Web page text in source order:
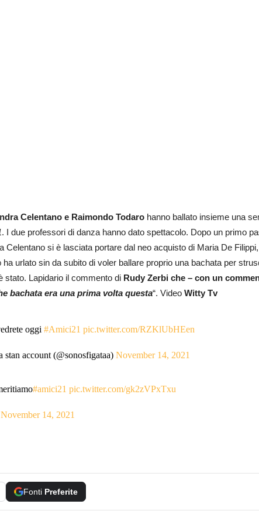
Celentano e Raimondo Todaro hanno ballato insieme una
. I due professori di danza hanno dato spettacolo. Dopo un primo
Celentano si è lasciata portare dal neo acquisto di Maria De
urlato sin da subito di voler ballare proprio una bachata per
stato. Lapidario il commento di Rudy Zerbi che – con un
bachata era una prima volta questa“. Video Witty Tv
oggi #Amici21 pic.twitter.com/RZKlUbHEen
account (@sonosfigataa) November 14, 2021
#amici21 pic.twitter.com/gk2zVPxTxu
November 14, 2021
Fonti Preferite